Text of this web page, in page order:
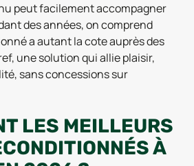
peut facilement accompagner
des années, on comprend
a autant la cote auprès des
une solution qui allie plaisir,
sans concessions sur
LES MEILLEURS
À